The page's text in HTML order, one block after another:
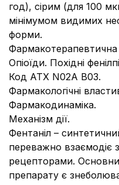
год), сірим (для 100
мінімумом видимих
форми.
Фармакотерапевтична
Опіоїди. Похідні
Код АТХ N02А В03.
Фармакологічні
Фармакодинаміка.
Механізм дії.
Фентаніл –
переважно взаємодіє
рецепторами.
препарату є